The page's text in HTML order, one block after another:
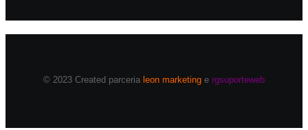
© 2023 Created parceria leon marketing e rgsuporteweb